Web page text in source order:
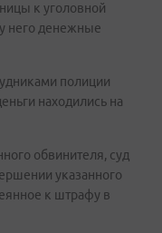
к уголовной
у него денежные
полиции
находились на
обвинителя, суд
указанного
к штрафу в